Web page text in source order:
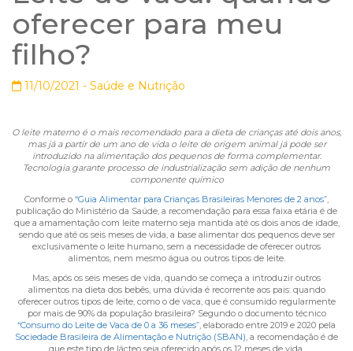
oferecer para meu
filho?
11/10/2021 - Saúde e Nutrição
O leite materno é o mais recomendado para a dieta de crianças até dois anos,
mas já a partir de um ano de vida o leite de origem animal já pode ser
introduzido na alimentação dos pequenos de forma complementar.
Tecnologia garante processo de industrialização sem adição de nenhum
componente químico
Conforme o “Guia Alimentar para Crianças Brasileiras Menores de 2 anos”,
publicação do Ministério da Saúde, a recomendação para essa faixa etária é de
que a amamentação com leite materno seja mantida até os dois anos de idade,
sendo que até os seis meses de vida, a base alimentar dos pequenos deve ser
exclusivamente o leite humano, sem a necessidade de oferecer outros
alimentos, nem mesmo água ou outros tipos de leite.
Mas, após os seis meses de vida, quando se começa a introduzir outros
alimentos na dieta dos bebês, uma dúvida é recorrente aos pais: quando
oferecer outros tipos de leite, como o de vaca, que é consumido regularmente
por mais de 90% da população brasileira? Segundo o documento técnico
“Consumo do Leite de Vaca de 0 a 36 meses”, elaborado entre 2019 e 2020 pela
Sociedade Brasileira de Alimentação e Nutrição (SBAN), a recomendação é de